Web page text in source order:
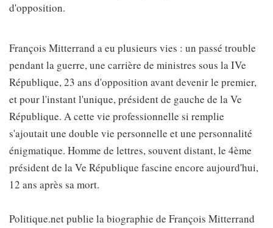
d'opposition.
François Mitterrand a eu plusieurs vies : un passé trouble
pendant la guerre, une carrière de ministres sous la IVe
République, 23 ans d'opposition avant devenir le premier,
et pour l'instant l'unique, président de gauche de la Ve
République. A cette vie professionnelle si remplie
s'ajoutait une double vie personnelle et une personnalité
énigmatique. Homme de lettres, souvent distant, le 4ème
président de la Ve République fascine encore aujourd'hui,
12 ans après sa mort.
Politique.net publie la biographie de François Mitterrand